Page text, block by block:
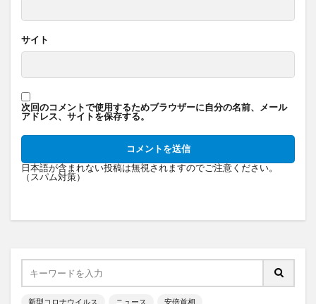
サイト
次回のコメントで使用するためブラウザーに自分の名前、メール
アドレス、サイトを保存する。
日本語が含まれない投稿は無視されますのでご注意ください。
（スパム対策）
新型コロナウイルス ニュース 安倍首相